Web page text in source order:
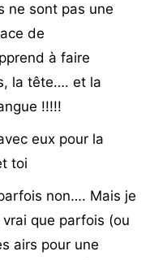
ne sont pas une
de
à faire
la tête…. et la
!!!!!
eux pour la
toi
non…. Mais je
que parfois (ou
airs pour une